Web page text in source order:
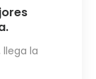
la